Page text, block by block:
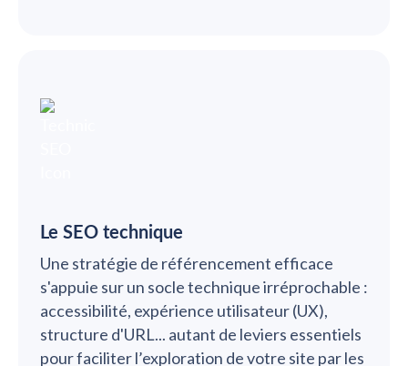
Le SEO technique
Une stratégie de référencement efficace
s'appuie sur un socle technique irréprochable :
accessibilité, expérience utilisateur (UX),
structure d'URL... autant de leviers essentiels
pour faciliter l’exploration de votre site par les